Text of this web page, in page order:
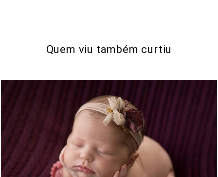
Quem viu também curtiu